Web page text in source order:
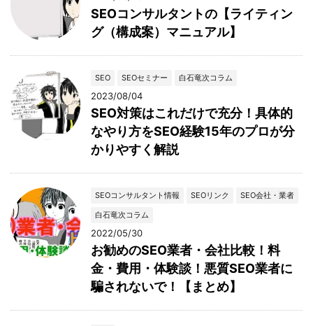
SEOコンサルタントの【ライティン
グ（構成案）マニュアル】
SEO SEOセミナー 白石竜次コラム
2023/08/04
SEO対策はこれだけで充分！具体的
なやり方をSEO経験15年のプロが分
かりやすく解説
SEOコンサルタント情報 SEOリンク
SEO会社・業者
白石竜次コラム
2022/05/30
お勧めのSEO業者・会社比較！料
金・費用・体験談！悪質SEO業者に
騙されないで！【まとめ】